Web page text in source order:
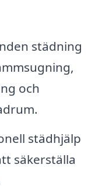
städning
och
städhjälp
säkerställa